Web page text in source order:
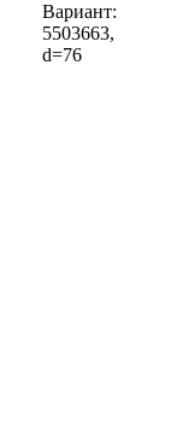
Вариант:
5503663,
d=76